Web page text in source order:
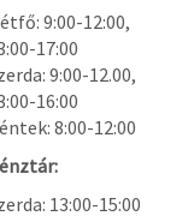
9:00-12:00,
17:00
9:00-12.00,
16:00
8:00-12:00
13:00-15:00